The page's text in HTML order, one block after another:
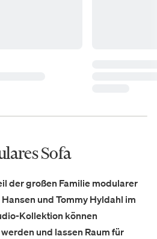
Sofa
der großen Familie modularer
und Tommy Hyldahl im
Kollektion können
und lassen Raum für